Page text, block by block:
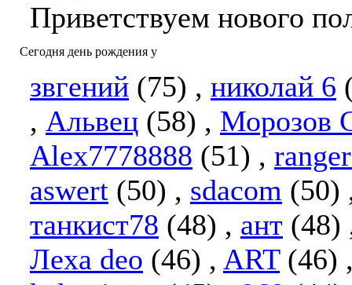
Приветствуем нового
Сегодня день рождения у
звгений (75) , николай 6
, Альвец (58) , Морозов
Alex7778888 (51) ,
aswert (50) , sdacom (50)
танкист78 (48) , ант (48)
Леха deo (46) , ART (46)